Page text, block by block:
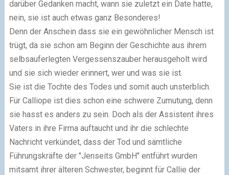
darüber Gedanken macht, wann sie zuletzt ein Date hatte,
nein, sie ist auch etwas ganz Besonderes!
Denn der Anschein dass sie ein gewöhnlicher Mensch ist
trügt, da sie schon am Beginn der Geschichte aus ihrem
selbsauferlegten Vergessenszauber herausgeholt wird
und sie sich wieder erinnert, wer und was sie ist.
Sie ist die Tochte des Todes und somit auch unsterblich.
Für Calliope ist dies schon eine schwere Zumutung, denn
sie hasst es anders zu sein. Doch als der Assistent ihres
Vaters in ihre Firma auftaucht und ihr die schlechte
Nachricht verkündet, dass der Tod und sämtliche
Führungskräfte der "Jenseits GmbH" entführt wurden
mitsamt ihrer älteren Schwester, beginnt für Callie der